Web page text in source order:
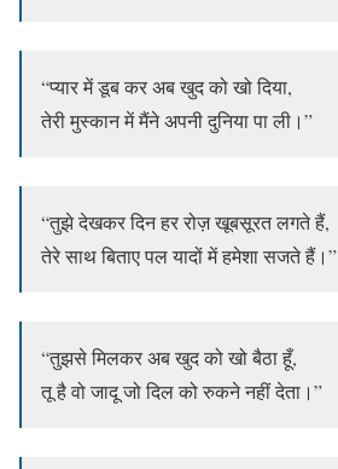
“प्यार में डूब कर अब खुद को खो दिया,
तेरी मुस्कान में मैंने अपनी दुनिया पा ली।”
“तुझे देखकर दिन हर रोज़ खूबसूरत लगते हैं,
तेरे साथ बिताए पल यादों में हमेशा सजते हैं।”
“तुझसे मिलकर अब खुद को खो बैठा हूँ,
तू है वो जादू जो दिल को रुकने नहीं देता।”